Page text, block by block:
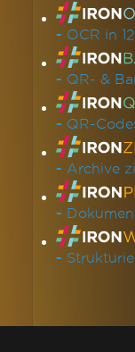
- OCR in
- QR- &
- QR-
- Archive
-
-